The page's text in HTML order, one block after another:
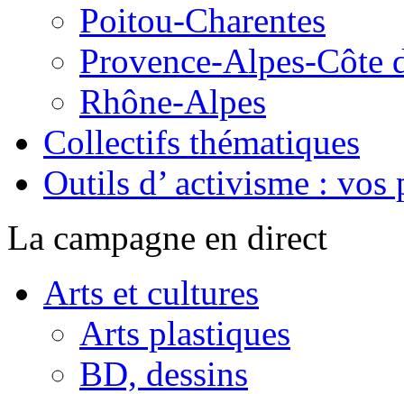
Poitou-Charentes
Provence-Alpes-Côte
Rhône-Alpes
Collectifs thématiques
Outils d’ activisme : vos
La campagne en direct
Arts et cultures
Arts plastiques
BD, dessins